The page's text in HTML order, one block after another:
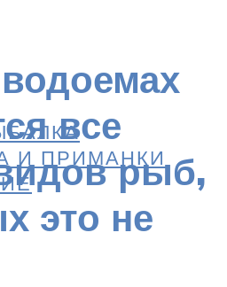
И ПРИМАНКИ
все
рыб,
это не